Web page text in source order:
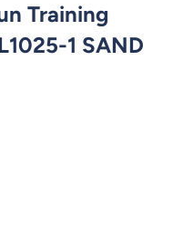
Training
1 SAND